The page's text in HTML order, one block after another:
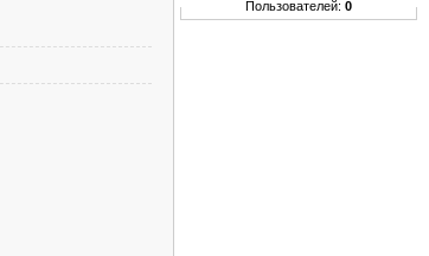
Пользователей: 0